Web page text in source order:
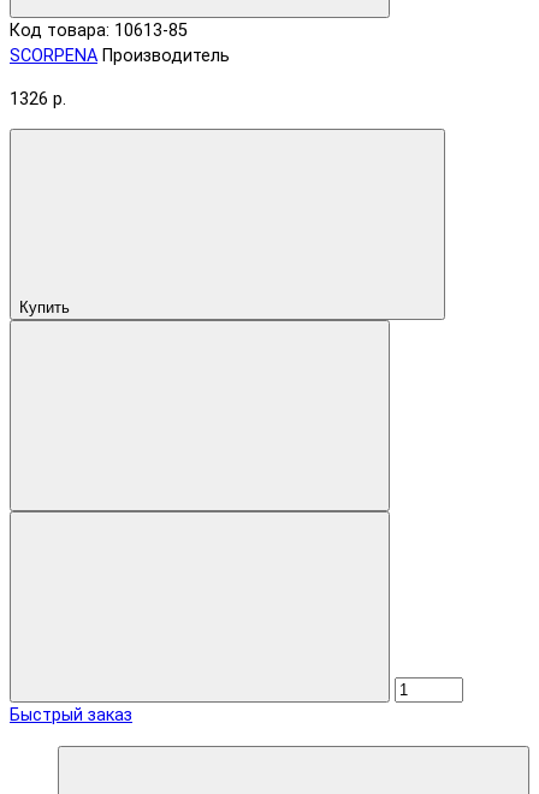
Код товара: 10613-85
SCORPENA Производитель
1326 р.
Купить
Быстрый заказ